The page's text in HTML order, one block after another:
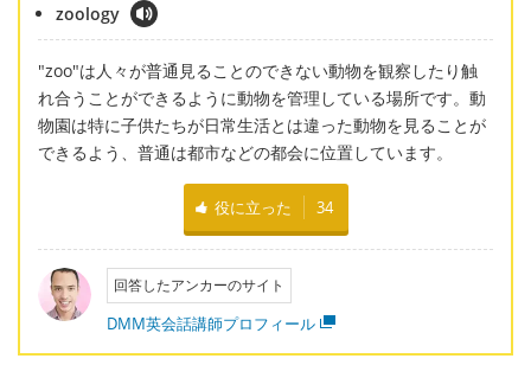
zoology
"zoo"は人々が普通見ることのできない動物を観察したり触
れ合うことができるように動物を管理している場所です。動
物園は特に子供たちが日常生活とは違った動物を見ることが
できるよう、普通は都市などの都会に位置しています。
役に立った 34
回答したアンカーのサイト
DMM英会話講師プロフィール